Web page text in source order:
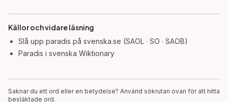
Källor och vidare läsning
Slå upp paradis på svenska.se (SAOL · SO · SAOB)
Paradis i svenska Wiktionary
Saknar du ett ord eller en betydelse? Använd sökrutan ovan för att hitta
besläktade ord.